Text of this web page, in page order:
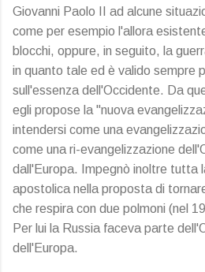
Giovanni Paolo II ad alcune
come per esempio l'allora
blocchi, oppure, in seguito, la
in quanto tale ed è valido sempre
sull'essenza dell'Occidente. Da
egli propose la "nuova
intendersi come una
come una ri-evangelizzazione
dall'Europa. Impegnò inoltre tutta
apostolica nella proposta di
che respira con due polmoni (nel
Per lui la Russia faceva parte
dell'Europa.